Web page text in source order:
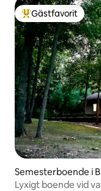
Populär gästfavorit
Gästfavorit
Semesterboende i
Lyxigt boende vid